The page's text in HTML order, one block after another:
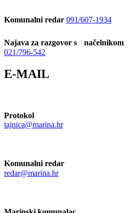
Komunalni redar 091/607-1934
Najava za razgovor s načelnikom
021/796-542
E-MAIL
Protokol
tajnica@marina.hr
Komunalni redar
redar@marina.hr